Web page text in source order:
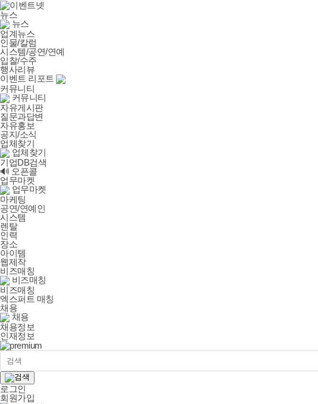
뉴스
뉴스
업계뉴스
인물/칼럼
시스템/공연/연예
입찰/수주
행사리뷰
이벤트 리포트
커뮤니티
커뮤니티
자유게시판
질문과답변
자유홍보
공지/소식
업체찾기
업체찾기
기업DB검색
🔊 오픈콜
업무마켓
업무마켓
마케팅
공연/연예인
시스템
렌탈
인력
장소
아이템
웹제작
비즈매칭
비즈매칭
비즈매칭
엑스퍼트 매칭
채용
채용
채용정보
인재정보
로그인
회원가입